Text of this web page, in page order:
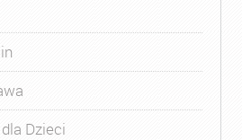
Dzieci